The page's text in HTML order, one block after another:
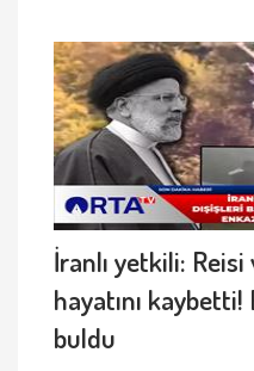
İranlı yetkili: Reisi
hayatını kaybetti!
buldu